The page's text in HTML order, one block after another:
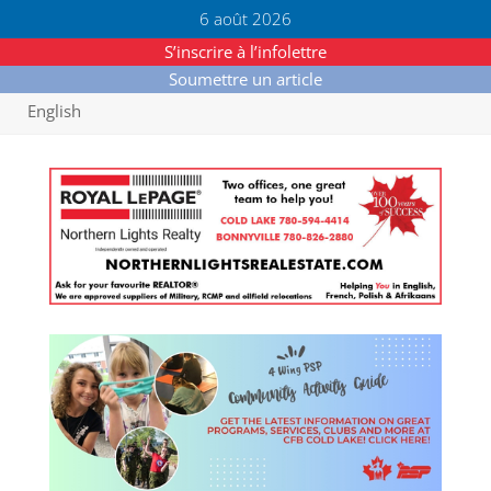
6 août 2026
S’inscrire à l’infolettre
Soumettre un article
English